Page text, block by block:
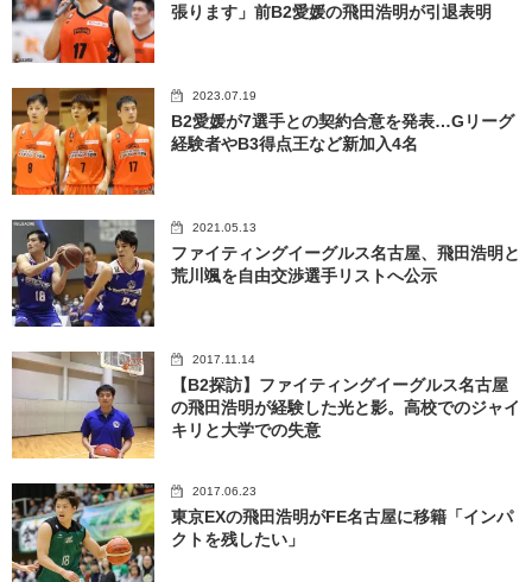
張ります」前B2愛媛の飛田浩明が引退表明
2023.07.19
B2愛媛が7選手との契約合意を発表…Gリーグ
経験者やB3得点王など新加入4名
2021.05.13
ファイティングイーグルス名古屋、飛田浩明と
荒川颯を自由交渉選手リストへ公示
2017.11.14
【B2探訪】ファイティングイーグルス名古屋
の飛田浩明が経験した光と影。高校でのジャイ
キリと大学での失意
2017.06.23
東京EXの飛田浩明がFE名古屋に移籍「インパ
クトを残したい」